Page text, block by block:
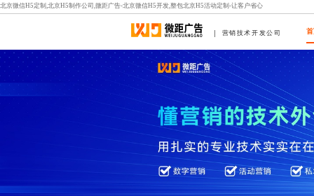
北京微信H5定制,北京H5制作公司,微距广告-北京微信H5开发,整包北京H5活动定制-让客户省心
营销技术开发公司